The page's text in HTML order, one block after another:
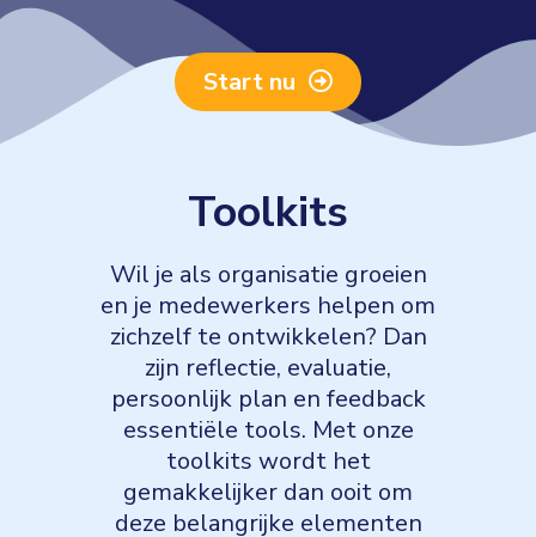
Start nu
Toolkits
Wil je als organisatie groeien
en je medewerkers helpen om
zichzelf te ontwikkelen? Dan
zijn reflectie, evaluatie,
persoonlijk plan en feedback
essentiële tools. Met onze
toolkits wordt het
gemakkelijker dan ooit om
deze belangrijke elementen